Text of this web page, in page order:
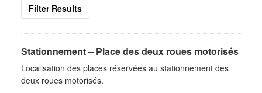
Filter Results
Stationnement – Place des deux roues motorisés
Localisation des places réservées au stationnement des
deux roues motorisés.